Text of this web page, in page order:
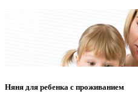
Няня для ребенка с проживанием